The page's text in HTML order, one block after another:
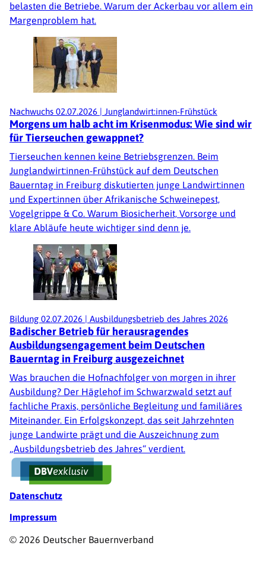
belasten die Betriebe. Warum der Ackerbau vor allem ein
Margenproblem hat.
Nachwuchs 02.07.2026 | Junglandwirt:innen-Frühstück
Morgens um halb acht im Krisenmodus: Wie sind wir
für Tierseuchen gewappnet?
Tierseuchen kennen keine Betriebsgrenzen. Beim
Junglandwirt:innen-Frühstück auf dem Deutschen
Bauerntag in Freiburg diskutierten junge Landwirt:innen
und Expert:innen über Afrikanische Schweinepest,
Vogelgrippe & Co. Warum Biosicherheit, Vorsorge und
klare Abläufe heute wichtiger sind denn je.
Bildung 02.07.2026 | Ausbildungsbetrieb des Jahres 2026
Badischer Betrieb für herausragendes
Ausbildungsengagement beim Deutschen
Bauerntag in Freiburg ausgezeichnet
Was brauchen die Hofnachfolger von morgen in ihrer
Ausbildung? Der Häglehof im Schwarzwald setzt auf
fachliche Praxis, persönliche Begleitung und familiäres
Miteinander. Ein Erfolgskonzept, das seit Jahrzehnten
junge Landwirte prägt und die Auszeichnung zum
„Ausbildungsbetrieb des Jahres“ verdient.
Fußzeile
Datenschutz
Impressum
© 2026 Deutscher Bauernverband